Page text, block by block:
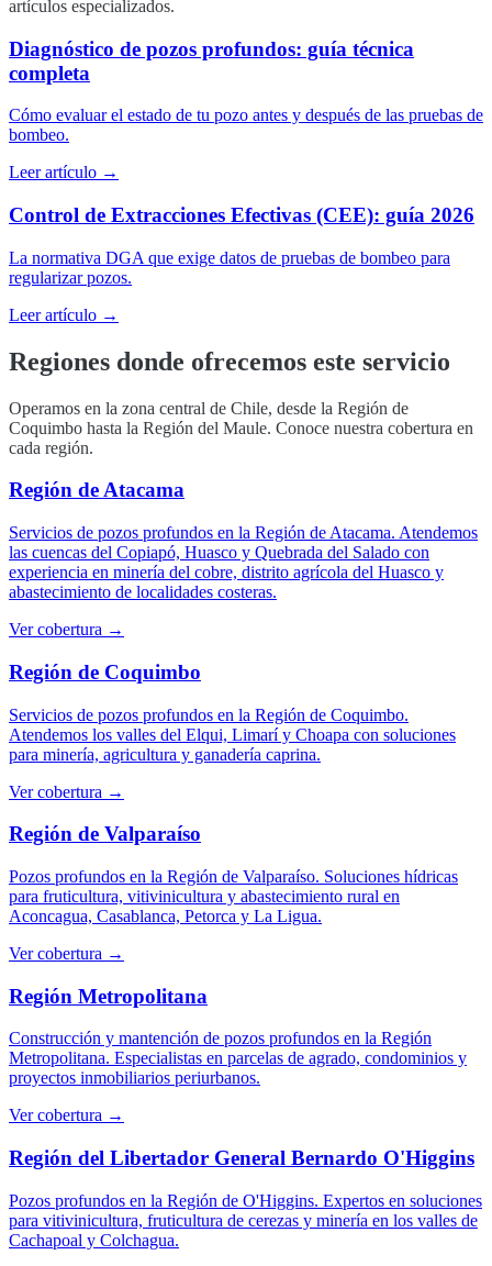
artículos especializados.
Diagnóstico de pozos profundos: guía técnica
completa
Cómo evaluar el estado de tu pozo antes y después de las pruebas de
bombeo.
Leer artículo →
Control de Extracciones Efectivas (CEE): guía 2026
La normativa DGA que exige datos de pruebas de bombeo para
regularizar pozos.
Leer artículo →
Regiones donde ofrecemos este servicio
Operamos en la zona central de Chile, desde la Región de
Coquimbo hasta la Región del Maule. Conoce nuestra cobertura en
cada región.
Región de Atacama
Servicios de pozos profundos en la Región de Atacama. Atendemos
las cuencas del Copiapó, Huasco y Quebrada del Salado con
experiencia en minería del cobre, distrito agrícola del Huasco y
abastecimiento de localidades costeras.
Ver cobertura →
Región de Coquimbo
Servicios de pozos profundos en la Región de Coquimbo.
Atendemos los valles del Elqui, Limarí y Choapa con soluciones
para minería, agricultura y ganadería caprina.
Ver cobertura →
Región de Valparaíso
Pozos profundos en la Región de Valparaíso. Soluciones hídricas
para fruticultura, vitivinicultura y abastecimiento rural en
Aconcagua, Casablanca, Petorca y La Ligua.
Ver cobertura →
Región Metropolitana
Construcción y mantención de pozos profundos en la Región
Metropolitana. Especialistas en parcelas de agrado, condominios y
proyectos inmobiliarios periurbanos.
Ver cobertura →
Región del Libertador General Bernardo O'Higgins
Pozos profundos en la Región de O'Higgins. Expertos en soluciones
para vitivinicultura, fruticultura de cerezas y minería en los valles de
Cachapoal y Colchagua.